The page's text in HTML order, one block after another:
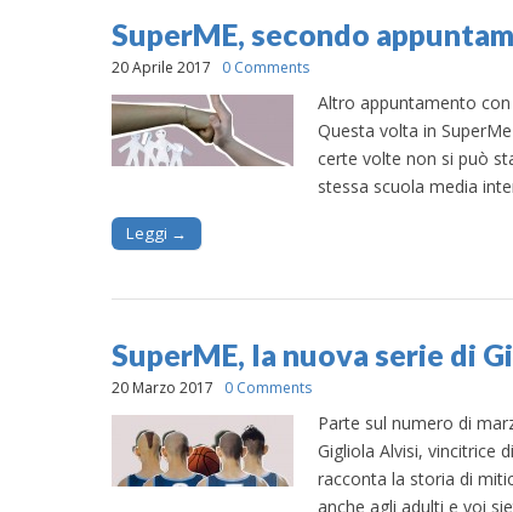
SuperME, secondo
20 Aprile 2017 0 Comments
Altro appuntamento con
Questa volta in
certe volte non si può
stessa scuola media
Leggi →
SuperME, la nuova serie di
20 Marzo 2017 0 Comments
Parte sul numero di
Gigliola Alvisi, vincitrice
racconta la storia di
anche agli adulti e voi